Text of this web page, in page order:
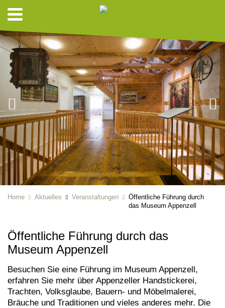
Home Aktuelles Veranstaltungen
Öffentliche Führung durch
das Museum Appenzell
Öffentliche Führung durch das
Museum Appenzell
Besuchen Sie eine Führung im Museum Appenzell,
erfahren Sie mehr über Appenzeller Handstickerei,
Trachten, Volksglaube, Bauern- und Möbelmalerei,
Bräuche und Traditionen und vieles anderes mehr. Die